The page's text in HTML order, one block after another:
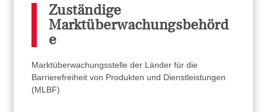
Zuständige
Marktüberwachungsbehörd
e
Marktüberwachungsstelle der Länder für die
Barrierefreiheit von Produkten und Dienstleistungen
(MLBF)